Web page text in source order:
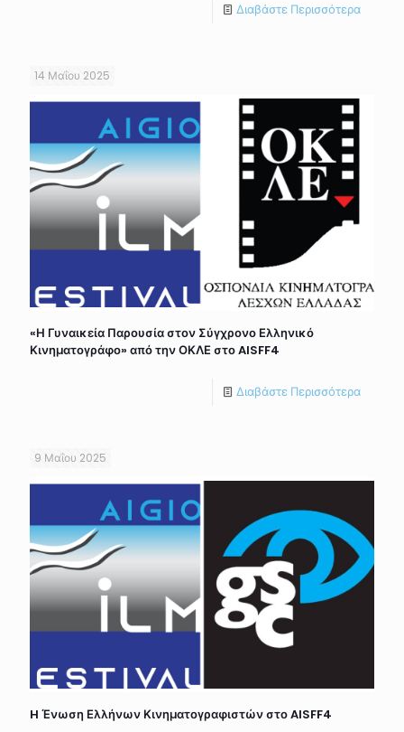
Διαβάστε Περισσότερα
14 Μαΐου 2025
«Η Γυναικεία Παρουσία στον Σύγχρονο Ελληνικό
Κινηματογράφο» από την ΟΚΛΕ στο AISFF4
Διαβάστε Περισσότερα
9 Μαΐου 2025
H Ένωση Ελλήνων Κινηματογραφιστών στο AISFF4